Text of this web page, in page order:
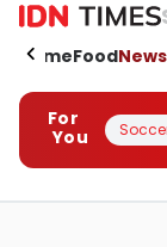
HomeFoodNews
For
You